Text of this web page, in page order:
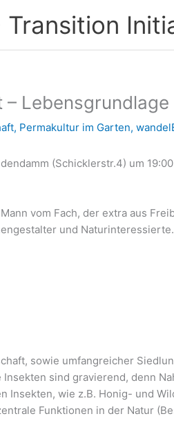
, Permakultur im Garten,
(Schicklerstr.4) um
vom Fach, der extra aus
und Naturinteressierte.
sowie umfangreicher
sind gravierend, denn
Insekten, wie z.B. Honig- und
Funktionen in der Natur